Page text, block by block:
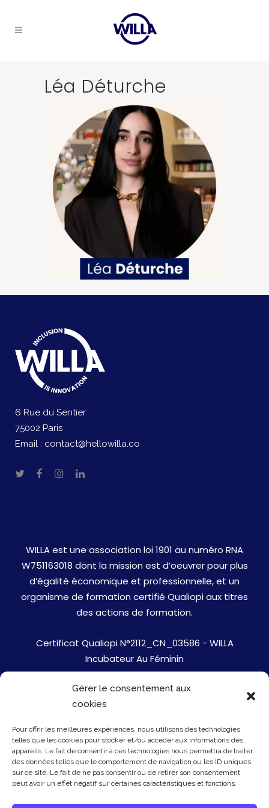
Gérer le consentement aux
cookies
Pour offrir les meilleures expériences, nous utilisons des technologies
telles que les cookies pour stocker et/ou accéder aux informations des
appareils. Le fait de consentir à ces technologies nous permettra de traiter
des données telles que le comportement de navigation ou les ID uniques
sur ce site. Le fait de ne pas consentir ou de retirer son consentement
peut avoir un effet négatif sur certaines caractéristiques et fonctions.
Léa Déturche
6 Rue du Sentier
75002 Paris
Email : contact@hellowilla.co
WILLA est une association loi 1901 au numéro RNA
W751163018 dont la mission est d’oeuvrer pour plus
d’égalité économique et professionnelle, et un
organisme de formation certifié Qualiopi aux titres
des actions de formation.
Certificat Qualiopi N°2112_CN_03586 - WILLA
Incubateur Au Féminin
Jobs
Mentions Légales
Politique de cookies
Presse